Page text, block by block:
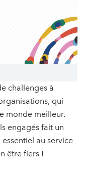
challenges à
qui
monde meilleur.
engagés fait un
au service
être fiers !